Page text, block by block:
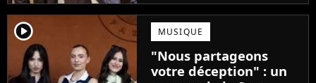
Ambre, une professeure
emblématique de la Star
Academy se positionne
pour enseigner le chant
aux...
player2 MUSIQUE
"Nous partageons
votre déception" : un